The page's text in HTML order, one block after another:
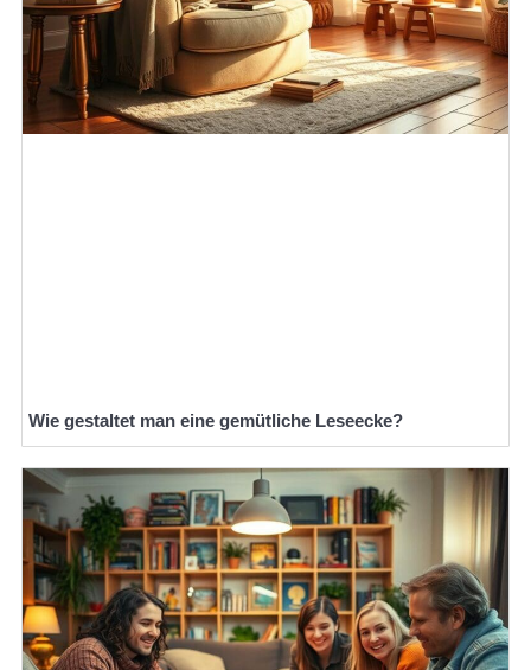
Wie gestaltet man eine gemütliche Leseecke?